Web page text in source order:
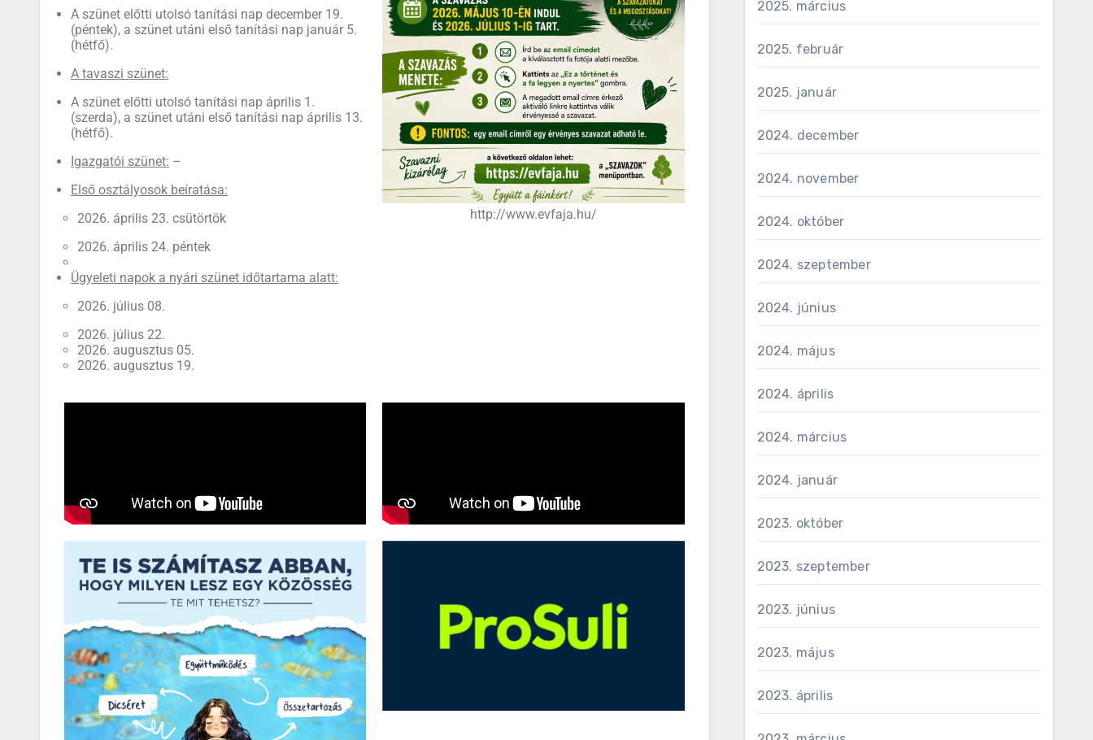
A szünet előtti utolsó tanítási nap december 19.
(péntek), a szünet utáni első tanítási nap január 5.
(hétfő).
A tavaszi szünet:
A szünet előtti utolsó tanítási nap április 1.
(szerda), a szünet utáni első tanítási nap április 13.
(hétfő).
Igazgatói szünet: –
Első osztályosok beíratása:
2026. április 23. csütörtök
2026. április 24. péntek
Ügyeleti napok a nyári szünet időtartama alatt:
2026. július 08.
2026. július 22.
2026. augusztus 05.
2026. augusztus 19.
http://www.evfaja.hu/
2025. március
2025. február
2025. január
2024. december
2024. november
2024. október
2024. szeptember
2024. június
2024. május
2024. április
2024. március
2024. január
2023. október
2023. szeptember
2023. június
2023. május
2023. április